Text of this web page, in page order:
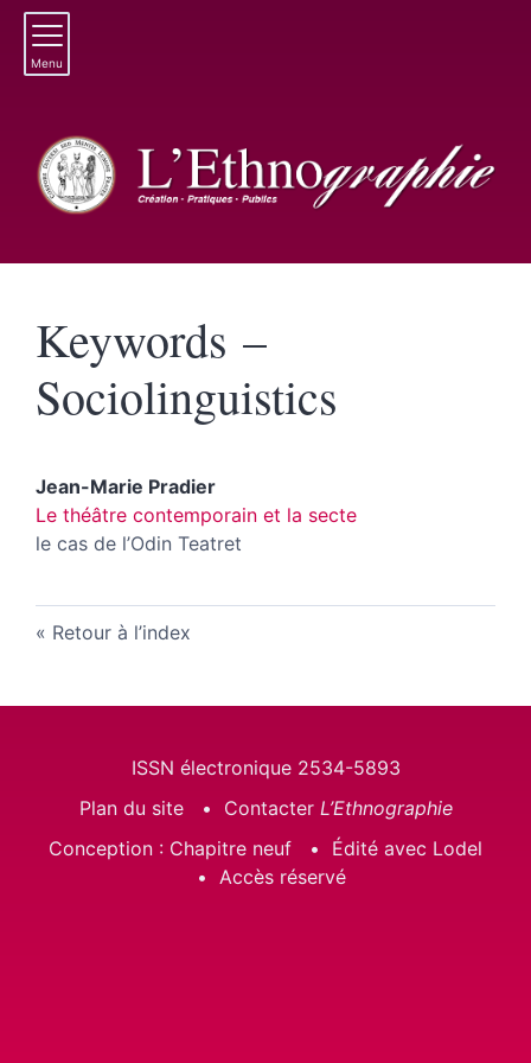
Menu
Keywords –
Sociolinguistics
Jean-Marie Pradier
Le théâtre contemporain et la secte
le cas de l’Odin Teatret
Retour à l’index
ISSN électronique 2534-5893
Plan du site
Contacter L’Ethnographie
Conception : Chapitre neuf
Édité avec Lodel
Accès réservé